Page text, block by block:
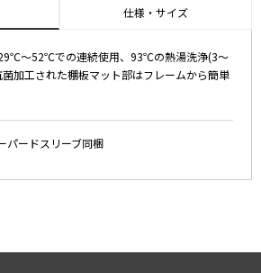
仕様・サイズ
～52℃での連続使用、93℃の熱湯洗浄(3～
加工された棚板マット部はフレームから簡単
パードスリーブ同梱